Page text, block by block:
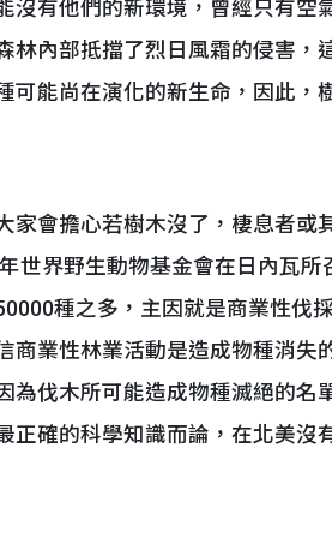
沒有他們的新環境，曾經只有空
林內部抵擋了烈日風霜的侵害，
可能尚在演化的新生命，因此，
會擔心若樹木沒了，棲息者或
世界野生動物基金會在日內瓦
種之多，主因就是商業性伐
商業性林業活動是造成物種消失
為伐木所可能造成物種滅絕的名
正確的科學知識而論，在北美沒